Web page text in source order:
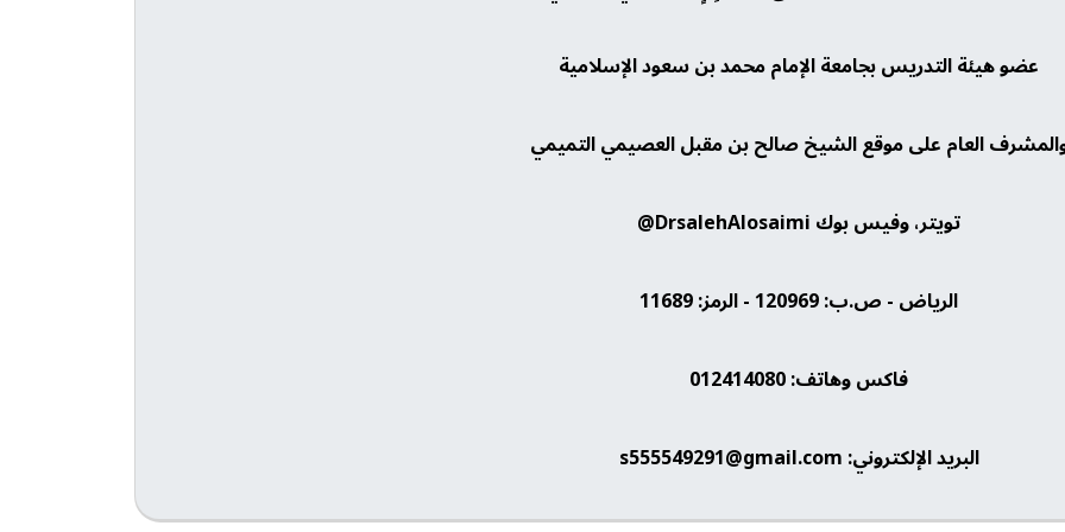
عضو هيئة التدريس بجامعة الإمام محمد بن سعود الإسلامية
العام على موقع الشيخ صالح بن مقبل العصيمي التميمي
تويتر، وفيس بوك DrsalehAlosaimi@
الرياض - ص.ب: 120969 - الرمز: 11689
فاكس وهاتف: 012414080
البريد الإلكتروني: s555549291@gmail.com